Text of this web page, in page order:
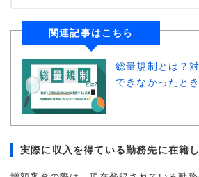
関連記事はこちら
総量規制とは？
できなかったと
実際に収入を得ている勤務先に在籍